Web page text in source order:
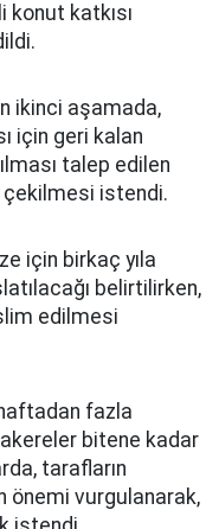
katkısı
ikinci aşamada,
için geri kalan
talep edilen
çekilmesi istendi.
için birkaç yıla
belirtilirken,
edilmesi
fazla
bitene kadar
tarafların
önemi vurgulanarak,